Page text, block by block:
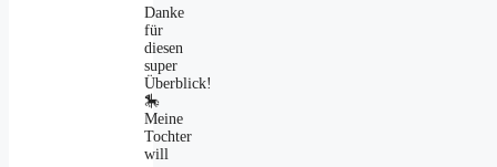
Danke
für
diesen
super
Überblick!
🎠
Meine
Tochter
will